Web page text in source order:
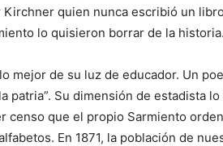
quien nunca escribió un
lo quisieron borrar de la historia.
mejor de su luz de educador. Un
patria”. Su dimensión de estadista
censo que el propio Sarmiento
En 1871, la población de